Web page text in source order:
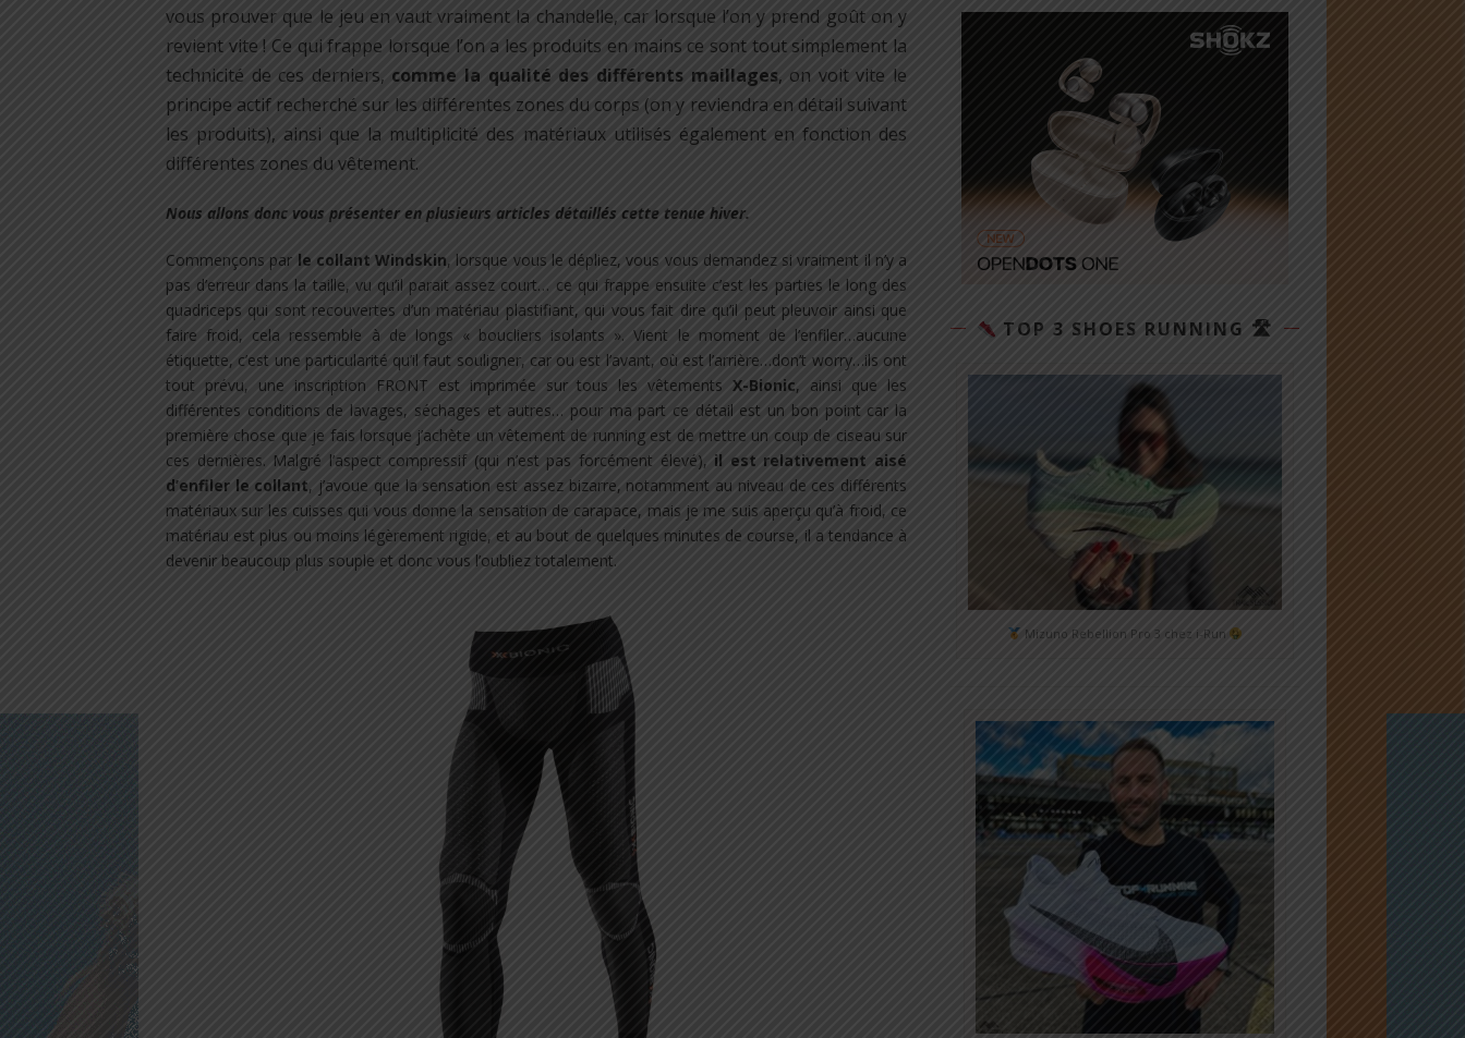
vous prouver que le jeu en vaut vraiment la chandelle, car lorsque l’on y prend goût on y
revient vite ! Ce qui frappe lorsque l’on a les produits en mains ce sont tout simplement la
technicité de ces derniers, comme la qualité des différents maillages, on voit vite le
principe actif recherché sur les différentes zones du corps (on y reviendra en détail suivant
les produits), ainsi que la multiplicité des matériaux utilisés également en fonction des
différentes zones du vêtement.
Nous allons donc vous présenter en plusieurs articles détaillés cette tenue hiver.
Commençons par le collant Windskin, lorsque vous le dépliez, vous vous demandez si vraiment il n’y a
pas d’erreur dans la taille, vu qu’il parait assez court… ce qui frappe ensuite c’est les parties le long des
quadriceps qui sont recouvertes d’un matériau plastifiant, qui vous fait dire qu’il peut pleuvoir ainsi que
faire froid, cela ressemble à de longs « boucliers isolants ». Vient le moment de l’enfiler…aucune
étiquette, c’est une particularité qu’il faut souligner, car ou est l’avant, où est l’arrière…don’t worry…ils ont
tout prévu, une inscription FRONT est imprimée sur tous les vêtementsX-Bionic, ainsi que les
différentes conditions de lavages, séchages et autres… pour ma part ce détail est un bon point car la
première chose que je fais lorsque j’achète un vêtement de running est de mettre un coup de ciseau sur
ces dernières. Malgré l’aspect compressif (qui n’est pas forcément élevé), il est relativement aisé
d’enfiler le collant, j’avoue que la sensation est assez bizarre, notamment au niveau de ces différents
matériaux sur les cuisses qui vous donne la sensation de carapace, mais je me suis aperçu qu’à froid, ce
matériau est plus ou moins légèrement rigide, et au bout de quelques minutes de course, il a tendance à
devenir beaucoup plus souple et donc vous l’oubliez totalement.
TOP 3 SHOES RUNNING 🛣
Mizuno Rebellion Pro 3 chez i-Run